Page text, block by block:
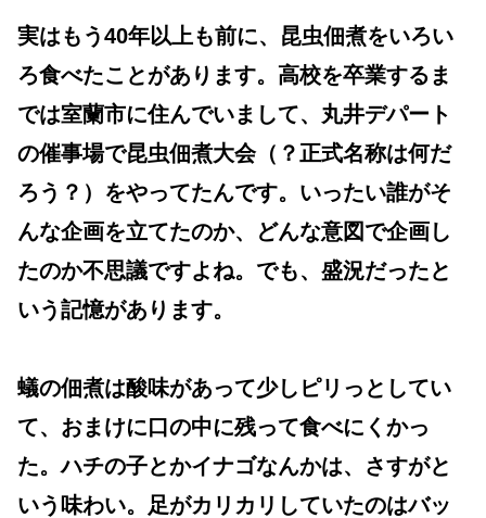
実はもう40年以上も前に、昆虫佃煮をいろい
ろ食べたことがあります。高校を卒業するま
では室蘭市に住んでいまして、丸井デパート
の催事場で昆虫佃煮大会（？正式名称は何だ
ろう？）をやってたんです。いったい誰がそ
んな企画を立てたのか、どんな意図で企画し
たのか不思議ですよね。でも、盛況だったと
いう記憶があります。
蟻の佃煮は酸味があって少しピリっとしてい
て、おまけに口の中に残って食べにくかっ
た。ハチの子とかイナゴなんかは、さすがと
いう味わい。足がカリカリしていたのはバッ